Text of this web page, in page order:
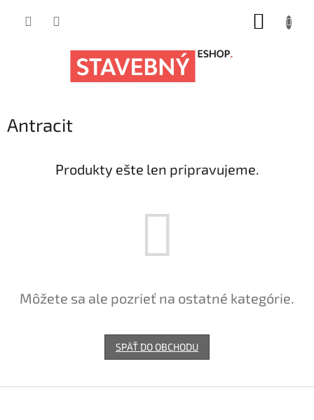
Antracit
Produkty ešte len pripravujeme.
Môžete sa ale pozrieť na ostatné kategórie.
SPÄŤ DO OBCHODU